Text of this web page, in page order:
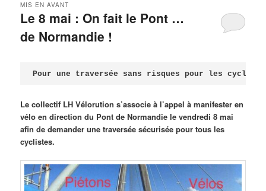
Le 8 mai : On fait le Pont …
de Normandie !
MIS EN AVANT
Pour une traversée sans risques pour les
Le collectif LH Vélorution s’associe à l’appel à manifester en
vélo en direction du Pont de Normandie le vendredi 8 mai
afin de demander une traversée sécurisée pour tous les
cyclistes.